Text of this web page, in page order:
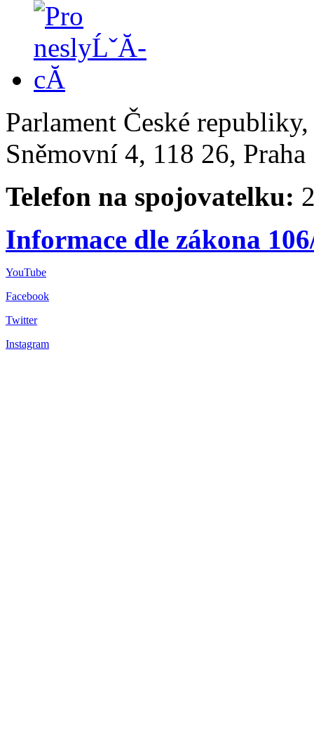
Parlament České
Sněmovní 4, 118 26,
Telefon na spojovatelku:
Informace dle zákona
YouTube
Facebook
Twitter
Instagram